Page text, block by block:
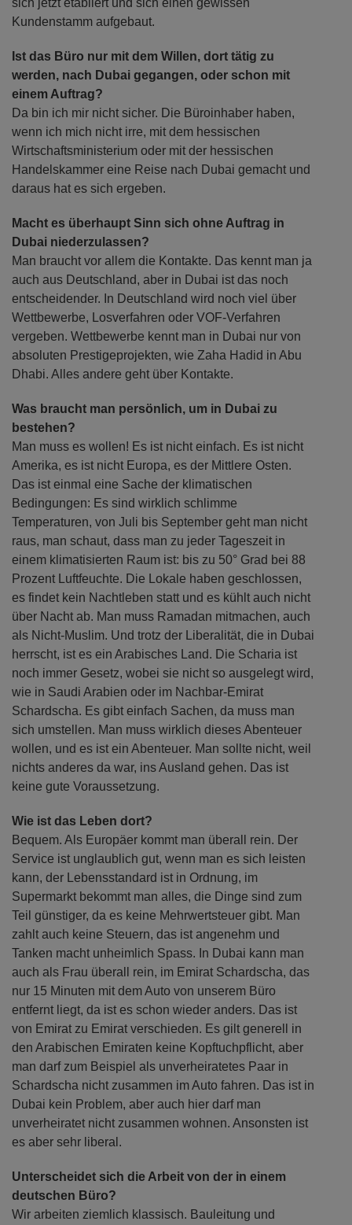
sich jetzt etabliert und sich einen gewissen
Kundenstamm aufgebaut.
Ist das Büro nur mit dem Willen, dort tätig zu
werden, nach Dubai gegangen, oder schon mit
einem Auftrag?
Da bin ich mir nicht sicher. Die Büroinhaber haben,
wenn ich mich nicht irre, mit dem hessischen
Wirtschaftsministerium oder mit der hessischen
Handelskammer eine Reise nach Dubai gemacht und
daraus hat es sich ergeben.
Macht es überhaupt Sinn sich ohne Auftrag in
Dubai niederzulassen?
Man braucht vor allem die Kontakte. Das kennt man ja
auch aus Deutschland, aber in Dubai ist das noch
entscheidender. In Deutschland wird noch viel über
Wettbewerbe, Losverfahren oder VOF-Verfahren
vergeben. Wettbewerbe kennt man in Dubai nur von
absoluten Prestigeprojekten, wie Zaha Hadid in Abu
Dhabi. Alles andere geht über Kontakte.
Was braucht man persönlich, um in Dubai zu
bestehen?
Man muss es wollen! Es ist nicht einfach. Es ist nicht
Amerika, es ist nicht Europa, es der Mittlere Osten.
Das ist einmal eine Sache der klimatischen
Bedingungen: Es sind wirklich schlimme
Temperaturen, von Juli bis September geht man nicht
raus, man schaut, dass man zu jeder Tageszeit in
einem klimatisierten Raum ist: bis zu 50° Grad bei 88
Prozent Luftfeuchte. Die Lokale haben geschlossen,
es findet kein Nachtleben statt und es kühlt auch nicht
über Nacht ab. Man muss Ramadan mitmachen, auch
als Nicht-Muslim. Und trotz der Liberalität, die in Dubai
herrscht, ist es ein Arabisches Land. Die Scharia ist
noch immer Gesetz, wobei sie nicht so ausgelegt wird,
wie in Saudi Arabien oder im Nachbar-Emirat
Schardscha. Es gibt einfach Sachen, da muss man
sich umstellen. Man muss wirklich dieses Abenteuer
wollen, und es ist ein Abenteuer. Man sollte nicht, weil
nichts anderes da war, ins Ausland gehen. Das ist
keine gute Voraussetzung.
Wie ist das Leben dort?
Bequem. Als Europäer kommt man überall rein. Der
Service ist unglaublich gut, wenn man es sich leisten
kann, der Lebensstandard ist in Ordnung, im
Supermarkt bekommt man alles, die Dinge sind zum
Teil günstiger, da es keine Mehrwertsteuer gibt. Man
zahlt auch keine Steuern, das ist angenehm und
Tanken macht unheimlich Spass. In Dubai kann man
auch als Frau überall rein, im Emirat Schardscha, das
nur 15 Minuten mit dem Auto von unserem Büro
entfernt liegt, da ist es schon wieder anders. Das ist
von Emirat zu Emirat verschieden. Es gilt generell in
den Arabischen Emiraten keine Kopftuchpflicht, aber
man darf zum Beispiel als unverheiratetes Paar in
Schardscha nicht zusammen im Auto fahren. Das ist in
Dubai kein Problem, aber auch hier darf man
unverheiratet nicht zusammen wohnen. Ansonsten ist
es aber sehr liberal.
Unterscheidet sich die Arbeit von der in einem
deutschen Büro?
Wir arbeiten ziemlich klassisch. Bauleitung und